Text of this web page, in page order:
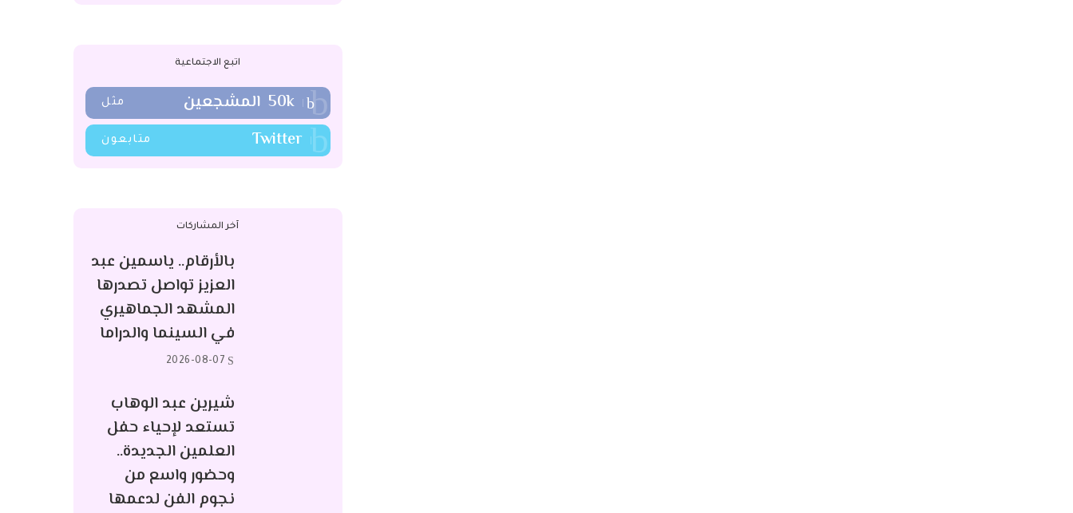
اتبع الاجتماعية
50k المشجعين مثل
Twitter متابعون
آخر المشاركات
بالأرقام.. ياسمين عبد
العزيز تواصل تصدرها
المشهد الجماهيري
في السينما والدراما
2026-08-07
شيرين عبد الوهاب
تستعد لإحياء حفل
العلمين الجديدة..
وحضور واسع من
نجوم الفن لدعمها